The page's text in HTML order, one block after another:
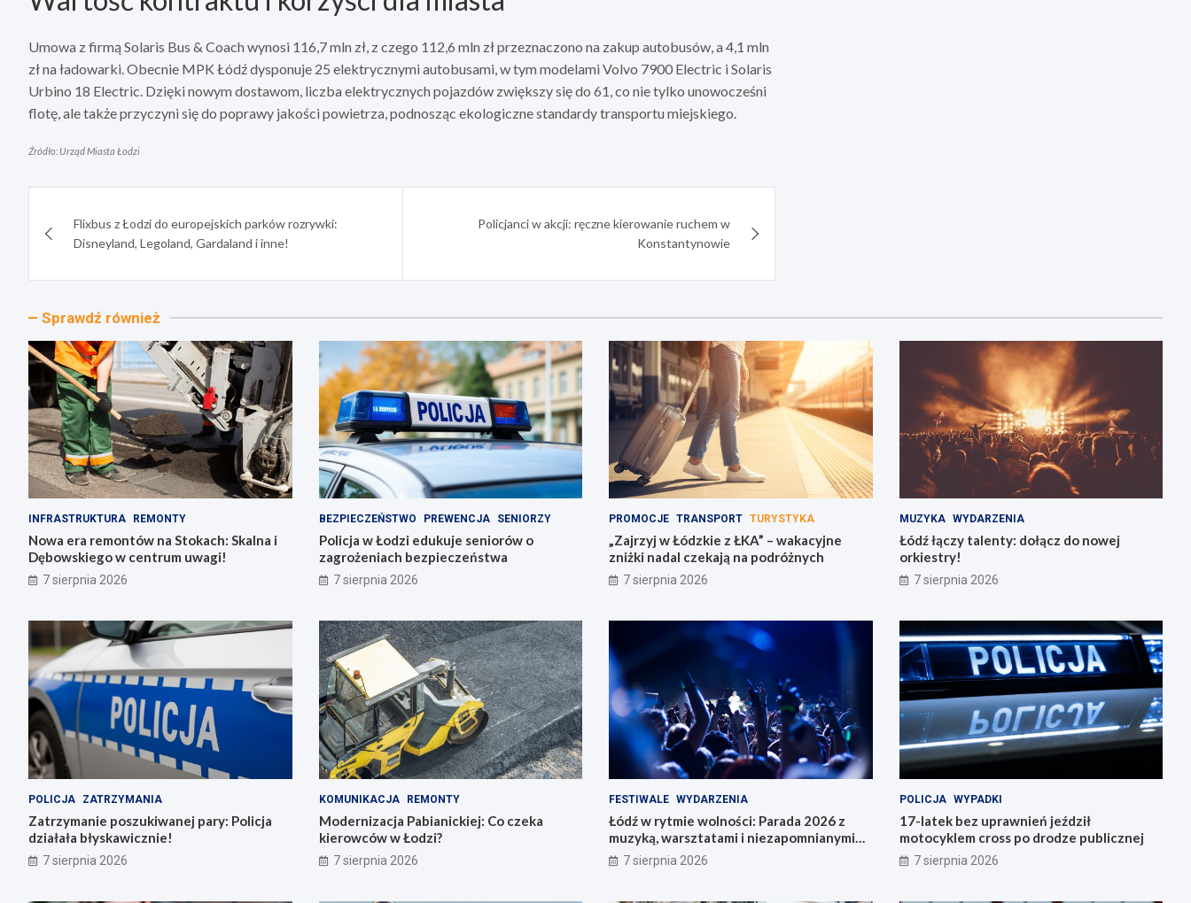
Umowa z firmą Solaris Bus & Coach wynosi 116,7 mln zł, z czego 112,6 mln zł przeznaczono na zakup autobusów, a 4,1 mln
zł na ładowarki. Obecnie MPK Łódź dysponuje 25 elektrycznymi autobusami, w tym modelami Volvo 7900 Electric i Solaris
Urbino 18 Electric. Dzięki nowym dostawom, liczba elektrycznych pojazdów zwiększy się do 61, co nie tylko unowocześni
flotę, ale także przyczyni się do poprawy jakości powietrza, podnosząc ekologiczne standardy transportu miejskiego.
Źródło: Urząd Miasta Łodzi
wpisuFlixbus z Łodzi do europejskich parków rozrywki:
Disneyland, Legoland, Gardaland i inne!
Policjanci w akcji: ręczne kierowanie ruchem w
Konstantynowie
Sprawdź również
INFRASTRUKTURA REMONTY
Nowa era remontów na Stokach: Skalna i
Dębowskiego w centrum uwagi!
7 sierpnia 2026
BEZPIECZEŃSTWO PREWENCJA SENIORZY
Policja w Łodzi edukuje seniorów o
zagrożeniach bezpieczeństwa
7 sierpnia 2026
PROMOCJE TRANSPORT TURYSTYKA
„Zajrzyj w Łódzkie z ŁKA” – wakacyjne
zniżki nadal czekają na podróżnych
7 sierpnia 2026
MUZYKA WYDARZENIA
Łódź łączy talenty: dołącz do nowej
orkiestry!
7 sierpnia 2026
POLICJA ZATRZYMANIA
Zatrzymanie poszukiwanej pary: Policja
działała błyskawicznie!
7 sierpnia 2026
KOMUNIKACJA REMONTY
Modernizacja Pabianickiej: Co czeka
kierowców w Łodzi?
7 sierpnia 2026
FESTIWALE WYDARZENIA
Łódź w rytmie wolności: Parada 2026 z
muzyką, warsztatami i niezapomnianymi
przeżyciami!
7 sierpnia 2026
POLICJA WYPADKI
17-latek bez uprawnień jeździł
motocyklem cross po drodze publicznej
7 sierpnia 2026